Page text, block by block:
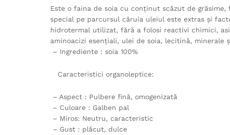
Este o faina de soia cu conținut scăzut de
special pe parcursul căruia uleiul este extras și
hidrotermal utilizat, fără a folosi reactivi chimici,
aminoacizi esențiali, ulei de soia, lecitină, minerale
– Ingrediente : soia 100%
Caracteristici organoleptice:
– Aspect : Pulbere fină, omogenizată
– Culoare : Galben pal
– Miros: Neutru, caracteristic
– Gust : plăcut, dulce